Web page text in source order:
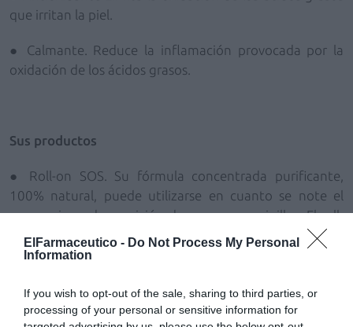
ElFarmaceutico - Do Not Process My Personal
Information
If you wish to opt-out of the sale, sharing to third parties, or
processing of your personal or sensitive information for
que irritan la piel.
● Calmante. Reduce la inflamación provocada por la
oxidación de los ácidos grasos.
Sus productos
● Roll-on SOS. Su fórmula concentrada purificante,
100% natural, puede utilizarse en cuanto se note el
menor signo de aparición de granos o espinillas. El roll-
on aporta un alivio inmediato, mientras que el masaje
específico propuesto garantiza una aplicación eficaz
irá purificando con el uso.